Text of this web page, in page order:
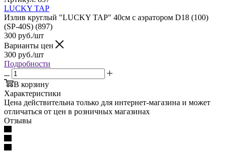
LUCKY TAP
Излив круглый "LUCKY TAP" 40см с аэратором D18 (100)
(SP-40S) (897)
300 руб./шт
Варианты цен
300 руб./шт
Подробности
В корзину
Характеристики
Цена действительна только для интернет-магазина и может
отличаться от цен в розничных магазинах
Отзывы